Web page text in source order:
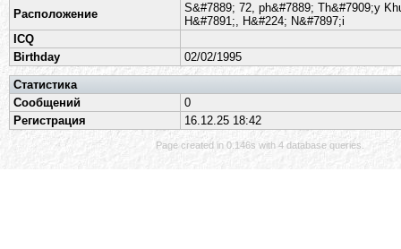
Расположение
S&#7889; 72, ph&#7889; Th&#7909;y
H&#7891;, H&#224; N&#7897;i
ICQ
Birthday
02/02/1995
Статистика
Сообщений
0
Регистрация
16.12.25 18:42
Page created in 0.146s with 4 database queries.